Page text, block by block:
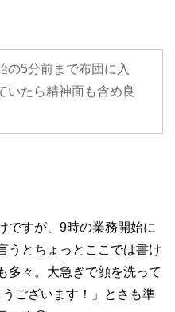
の5分前まで布団に入
いたら精神面も含め良
ですが、9時の業務開始に
うとちょっとここでは書け
多々。大急ぎで顔を洗って
ございます！」とさも準